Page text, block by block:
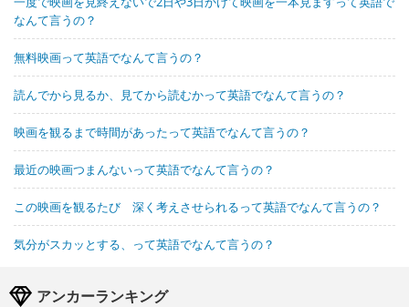
なんて言うの？
無料映画って英語でなんて言うの？
読んでから見るか、見てから読むかって英語でなんて言うの？
映画を観るまで時間があったって英語でなんて言うの？
最近の映画つまんないって英語でなんて言うの？
この映画を観るたび 深く考えさせられるって英語でなんて言うの？
気分がスカッとする、って英語でなんて言うの？
アンカーランキング